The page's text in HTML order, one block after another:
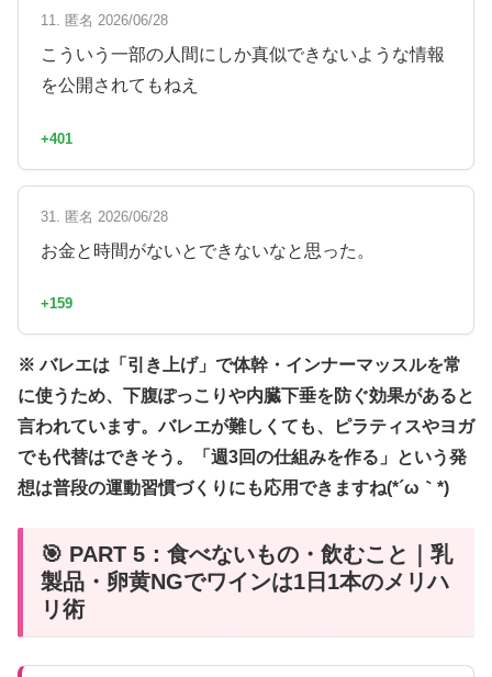
11. 匿名 2026/06/28
こういう一部の人間にしか真似できないような情報
を公開されてもねえ
+401
31. 匿名 2026/06/28
お金と時間がないとできないなと思った。
+159
※ バレエは「引き上げ」で体幹・インナーマッスルを常
に使うため、下腹ぽっこりや内臓下垂を防ぐ効果があると
言われています。バレエが難しくても、ピラティスやヨガ
でも代替はできそう。「週3回の仕組みを作る」という発
想は普段の運動習慣づくりにも応用できますね(*´ω｀*)
🎯 PART 5：食べないもの・飲むこと｜乳
製品・卵黄NGでワインは1日1本のメリハ
リ術